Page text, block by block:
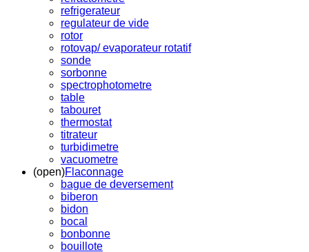
refrigerateur
regulateur de vide
rotor
rotovap/ evaporateur rotatif
sonde
sorbonne
spectrophotometre
table
tabouret
thermostat
titrateur
turbidimetre
vacuometre
(open)Flaconnage
bague de deversement
biberon
bidon
bocal
bonbonne
bouillote